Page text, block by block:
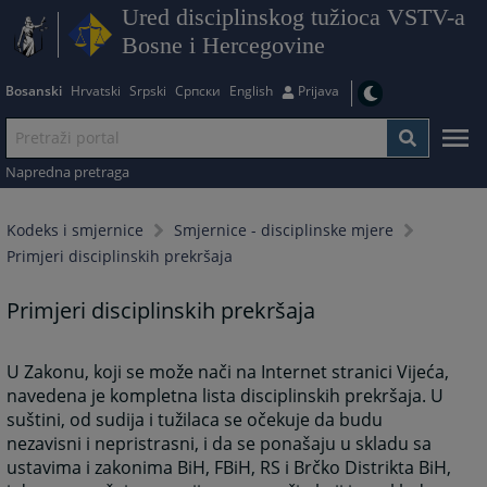
Ured disciplinskog tužioca VSTV-a
Bosne i Hercegovine
Bosanski Hrvatski Srpski Српски English Prijava
Napredna pretraga
Kodeks i smjernice
Smjernice - disciplinske mjere
Primjeri disciplinskih prekršaja
Primjeri disciplinskih prekršaja
U Zakonu, koji se može nači na Internet stranici Vijeća,
navedena je kompletna lista disciplinskih prekršaja. U
suštini, od sudija i tužilaca se očekuje da budu
nezavisni i nepristrasni, i da se ponašaju u skladu sa
ustavima i zakonima BiH, FBiH, RS i Brčko Distrikta BiH,